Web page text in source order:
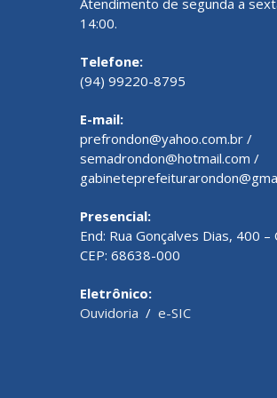
14:00.
Telefone:
(94) 99220-8795
E-mail:
prefrondon@yahoo.com.br /
semadrondon@hotmail.com /
Presencial:
End: Rua Gonçalves Dias, 400 –
CEP: 68638-000
Eletrônico:
Ouvidoria / e-SIC